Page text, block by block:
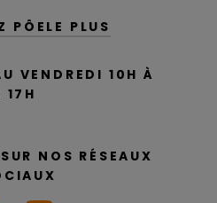
PÔELE PLUS
VENDREDI 10H À
17H
NOS RÉSEAUX